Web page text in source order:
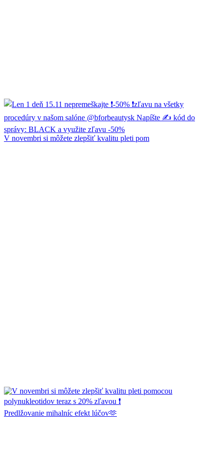
V novembri si môžete zlepšiť kvalitu pleti pom
Predlžovanie mihalníc efekt lúčov🫶